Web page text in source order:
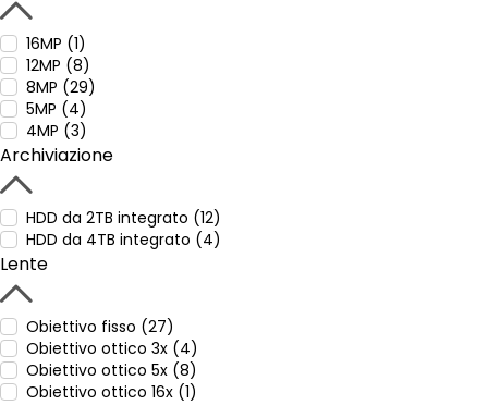
16MP (1)
12MP (8)
8MP (29)
5MP (4)
4MP (3)
Archiviazione
HDD da 2TB integrato (12)
HDD da 4TB integrato (4)
Lente
Obiettivo fisso (27)
Obiettivo ottico 3x (4)
Obiettivo ottico 5x (8)
Obiettivo ottico 16x (1)